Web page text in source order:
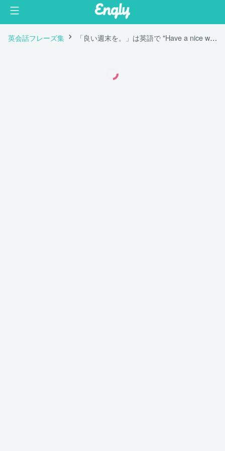
英会話フレーズ集 「良い週末を。」は英語で "Have a nice weekend."